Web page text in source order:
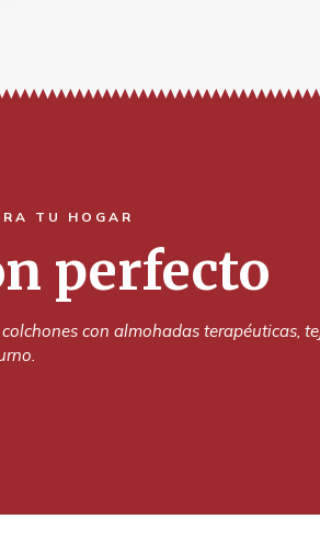
TU HOGAR
perfecto
con almohadas